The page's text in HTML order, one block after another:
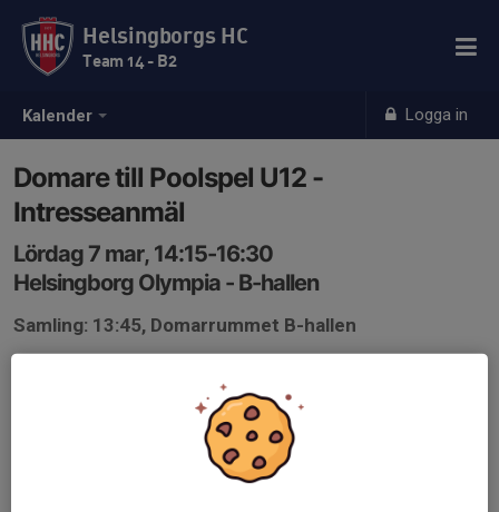
Kalender Logga in
Helsingborgs HC
Team 14 - B2
Domare till Poolspel U12 -
Intresseanmäl
Lördag 7 mar, 14:15-16:30
Helsingborg Olympia - B-hallen
Samling: 13:45, Domarrummet B-hallen
domare och kommer att kontakta ett par av dem som
tackat ja tills vi har två domare som bekräftat att de kan.